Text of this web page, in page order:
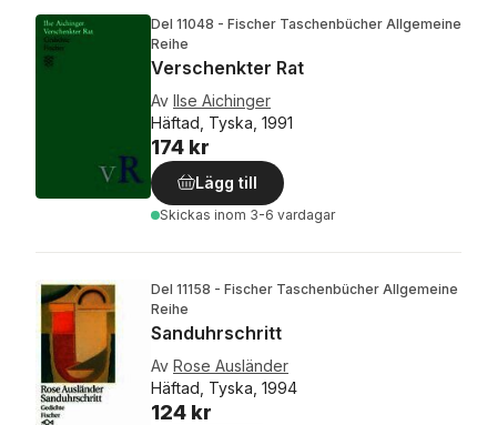
Del 11048 - Fischer Taschenbücher Allgemeine
Reihe
Verschenkter Rat
Av Ilse Aichinger
Häftad, Tyska, 1991
174 kr
Lägg till
Skickas inom 3-6 vardagar
Del 11158 - Fischer Taschenbücher Allgemeine
Reihe
Sanduhrschritt
Av Rose Ausländer
Häftad, Tyska, 1994
124 kr